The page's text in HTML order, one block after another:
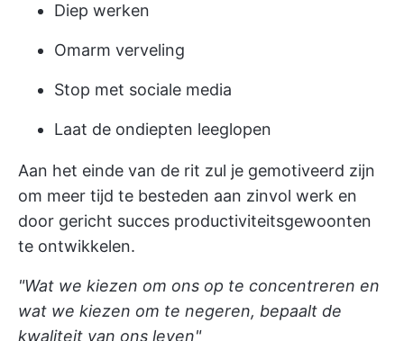
Diep werken
Omarm verveling
Stop met sociale media
Laat de ondiepten leeglopen
Aan het einde van de rit zul je gemotiveerd zijn
om meer tijd te besteden aan zinvol werk en
door gericht succes productiviteitsgewoonten
te ontwikkelen.
"Wat we kiezen om ons op te concentreren en
wat we kiezen om te negeren, bepaalt de
kwaliteit van ons leven"